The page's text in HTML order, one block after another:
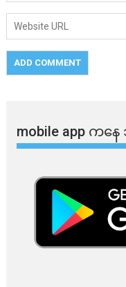
mobile app ​​ကန